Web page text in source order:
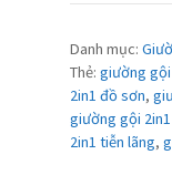
Danh mục:
Thẻ: giường
2in1 đồ sơn,
giường gội
2in1 tiễn lãng,